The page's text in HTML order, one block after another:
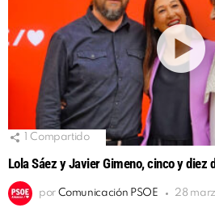
Compartido
Lola Sáez y Javier Gimeno, cinco y diez
por Comunicación PSOE 28